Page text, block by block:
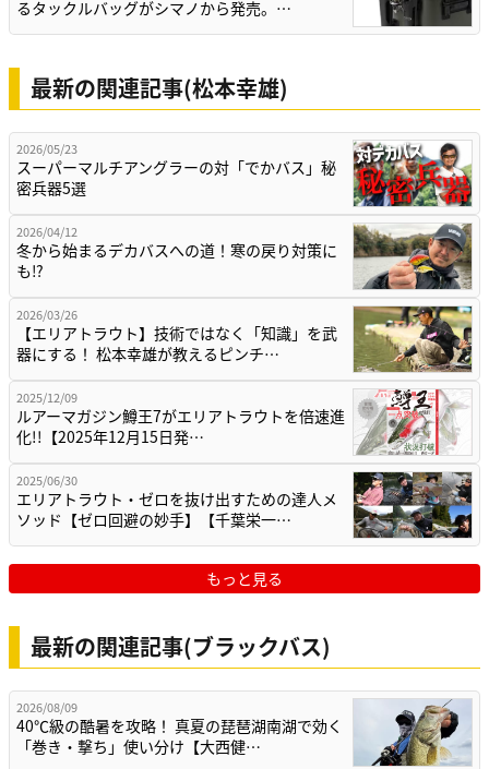
るタックルバッグがシマノから発売。…
最新の関連記事(松本幸雄)
2026/05/23
スーパーマルチアングラーの対「でかバス」秘
密兵器5選
2026/04/12
冬から始まるデカバスへの道！寒の戻り対策に
も⁉
2026/03/26
【エリアトラウト】技術ではなく「知識」を武
器にする！ 松本幸雄が教えるピンチ…
2025/12/09
ルアーマガジン鱒王7がエリアトラウトを倍速進
化!!【2025年12月15日発…
2025/06/30
エリアトラウト・ゼロを抜け出すための達人メ
ソッド【ゼロ回避の妙手】【千葉栄一…
もっと見る
最新の関連記事(ブラックバス)
2026/08/09
40℃級の酷暑を攻略！ 真夏の琵琶湖南湖で効く
「巻き・撃ち」使い分け【大西健…